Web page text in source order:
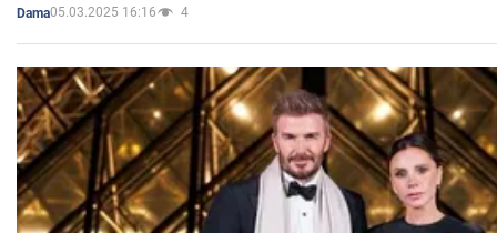
Dama05.03.2025 16:16 4